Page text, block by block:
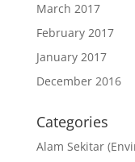
March 2017
February 2017
January 2017
December 2016
Categories
Alam Sekitar